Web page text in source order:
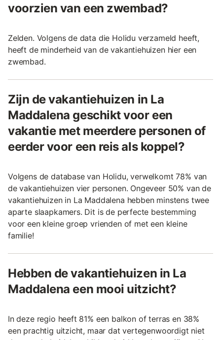
voorzien van een zwembad?
Zelden. Volgens de data die Holidu verzameld heeft,
heeft de minderheid van de vakantiehuizen hier een
zwembad.
Zijn de vakantiehuizen in La
Maddalena geschikt voor een
vakantie met meerdere personen of
eerder voor een reis als koppel?
Volgens de database van Holidu, verwelkomt 78% van
de vakantiehuizen vier personen. Ongeveer 50% van de
vakantiehuizen in La Maddalena hebben minstens twee
aparte slaapkamers. Dit is de perfecte bestemming
voor een kleine groep vrienden of met een kleine
familie!
Hebben de vakantiehuizen in La
Maddalena een mooi uitzicht?
In deze regio heeft 81% een balkon of terras en 38%
een prachtig uitzicht, maar dat vertegenwoordigt niet